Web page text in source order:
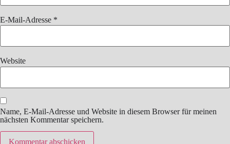
E-Mail-Adresse *
Website
Name, E-Mail-Adresse und Website in diesem Browser für meinen
nächsten Kommentar speichern.